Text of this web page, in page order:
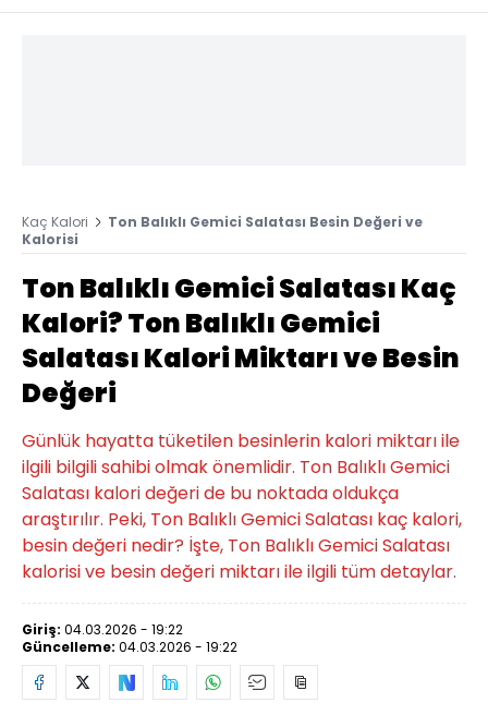
Kaç Kalori
Ton Balıklı Gemici Salatası Besin Değeri ve
Kalorisi
Ton Balıklı Gemici Salatası Kaç
Kalori? Ton Balıklı Gemici
Salatası Kalori Miktarı ve Besin
Değeri
Günlük hayatta tüketilen besinlerin kalori miktarı ile
ilgili bilgili sahibi olmak önemlidir. Ton Balıklı Gemici
Salatası kalori değeri de bu noktada oldukça
araştırılır. Peki, Ton Balıklı Gemici Salatası kaç kalori,
besin değeri nedir? İşte, Ton Balıklı Gemici Salatası
kalorisi ve besin değeri miktarı ile ilgili tüm detaylar.
Giriş: 04.03.2026 - 19:22
Güncelleme: 04.03.2026 - 19:22